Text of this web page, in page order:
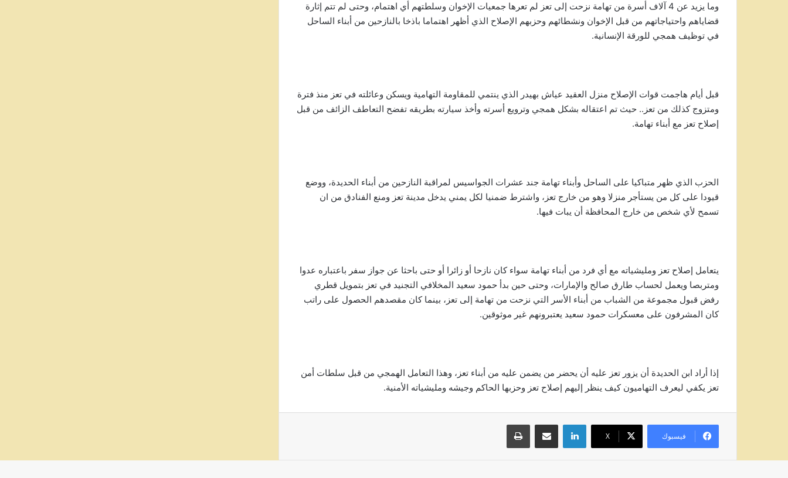
وما يزيد عن 4 آلاف أسرة من تهامة نزحت إلى تعز لم تعرها جمعيات الإخوان وسلطتهم أي اهتمام، وحتى لم تتم إثارة
قضاياهم واحتياجاتهم من قبل الإخوان ونشطائهم وحزبهم الإصلاح الذي أظهر اهتماما باذخا بالنازحين من أبناء الساحل
في توظيف همجي للورقة الإنسانية.
قبل أيام هاجمت قوات الإصلاح منزل العقيد عياش بهيدر الذي ينتمي للمقاومة التهامية ويسكن وعائلته في تعز منذ فترة
ومتزوج كذلك من تعز.. حيث تم اعتقاله بشكل همجي وترويع أسرته وأخذ سيارته بطريقه تفضح التعاطف الزائف من قبل
إصلاح تعز مع أبناء تهامة.
الحزب الذي ظهر متباكيا على الساحل وأبناء تهامة جند عشرات الجواسيس لمراقبة النازحين من أبناء الحديدة، ووضع
قيودا على كل من يستأجر منزلا وهو من خارج تعز، واشترط ضمنيا لكل يمني يدخل مدينة تعز ومنع الفنادق من ان
تسمح لأي شخص من خارج المحافظة أن يبات فيها.
يتعامل إصلاح تعز ومليشياته مع أي فرد من أبناء تهامة سواء كان نازحا أو زائرا أو حتى باحثا عن جواز سفر باعتباره عدوا
ومتربصا ويعمل لحساب طارق صالح والإمارات، وحتى حين بدأ حمود سعيد المخلافي التجنيد في تعز بتمويل قطري
رفض قبول مجموعة من الشباب من أبناء الأسر التي نزحت من تهامة إلى تعز، بينما كان مقصدهم الحصول على راتب
كان المشرفون على معسكرات حمود سعيد يعتبرونهم غير موثوقين.
إذا أراد ابن الحديدة أن يزور تعز عليه أن يحضر من يضمن عليه من أبناء تعز، وهذا التعامل الهمجي من قبل سلطات أمن
تعز يكفي ليعرف التهاميون كيف ينظر إليهم إصلاح تعز وحزبها الحاكم وجيشه ومليشياته الأمنية.
فيسبوك ‫X
لينكدإن مشاركة عبر البريد طباعة